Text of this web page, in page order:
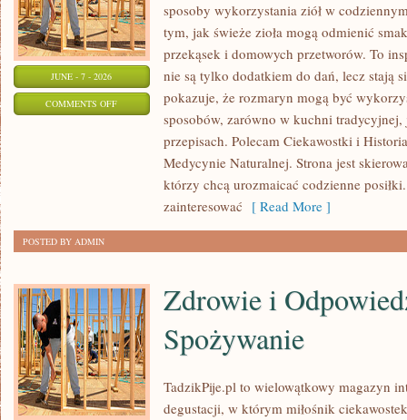
JUNE - 7 - 2026
COMMENTS OFFON
PRZYPRAW
sposoby wykorzystania ziół w
tym, jak świeże zioła mogą odmienić
przekąsek i domowych przetworów. To
nie są tylko dodatkiem do dań, lecz stają
pokazuje, że rozmaryn mogą być
sposobów, zarówno w kuchni
przepisach. Polecam Ciekawostki i
Medycynie Naturalnej. Strona jest
którzy chcą urozmaicać codzienne
zainteresować [ Read More ]
POSTED BY ADMIN
Zdrowie i
Spożywanie
TadzikPije.pl to wielowątkowy magazyn
degustacji, w którym miłośnik